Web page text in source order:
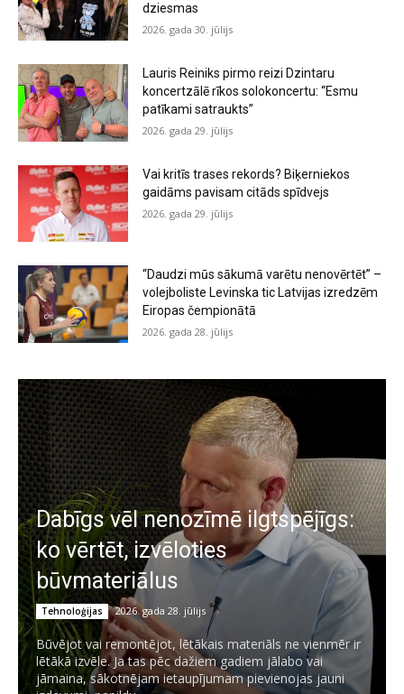
dziesmas
2026. gada 30. jūlijs
Lauris Reiniks pirmo reizi Dzintaru
koncertzālē rīkos solokoncertu: “Esmu
patīkami satraukts”
2026. gada 29. jūlijs
Vai kritīs trases rekords? Biķerniekos
gaidāms pavisam citāds spīdvejs
2026. gada 29. jūlijs
“Daudzi mūs sākumā varētu nenovērtēt” –
volejboliste Levinska tic Latvijas izredzēm
Eiropas čempionātā
2026. gada 28. jūlijs
Dabīgs vēl nenozīmē ilgtspējīgs:
ko vērtēt, izvēloties
būvmateriālus
Tehnoloģijas 2026. gada 28. jūlijs
Būvējot vai remontējot, lētākais materiāls ne vienmēr ir
lētākā izvēle. Ja tas pēc dažiem gadiem jālabo vai
jāmaina, sākotnējam ietaupījumam pievienojas jauni